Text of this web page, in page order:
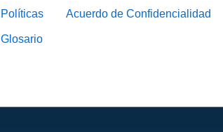
b
o
k
g
a
b
Políticas Acuerdo de Confidencialidad
Glosario